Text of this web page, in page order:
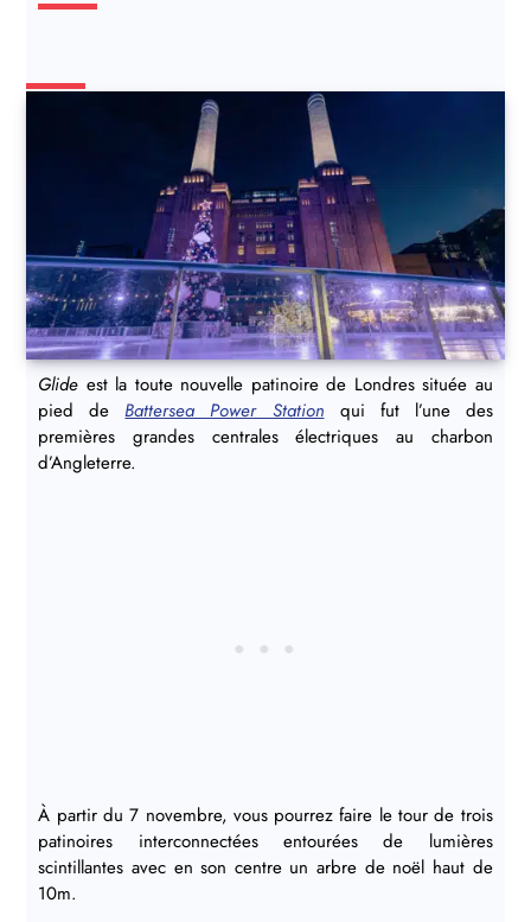
Glide est la toute nouvelle patinoire de Londres située au
pied deBattersea Power Station qui fut l’une des
premières grandes centrales électriques au charbon
d’Angleterre.
À partir du 7 novembre, vous pourrez faire le tour de trois
patinoires interconnectées entourées de lumières
scintillantes avec en son centre un arbre de noël haut de
10m.